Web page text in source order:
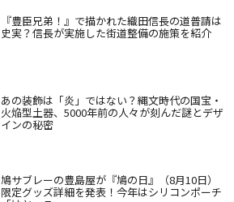
『豊臣兄弟！』で描かれた織田信長の道普請は
史実？信長が実施した街道整備の施策を紹介
あの装飾は「炎」ではない？縄文時代の国宝・
火焔型土器、5000年前の人々が刻んだ謎とデザ
インの秘密
鳩サブレーの豊島屋が『鳩の日』（8月10日）
限定グッズ詳細を発表！今年はシリコンポーチ